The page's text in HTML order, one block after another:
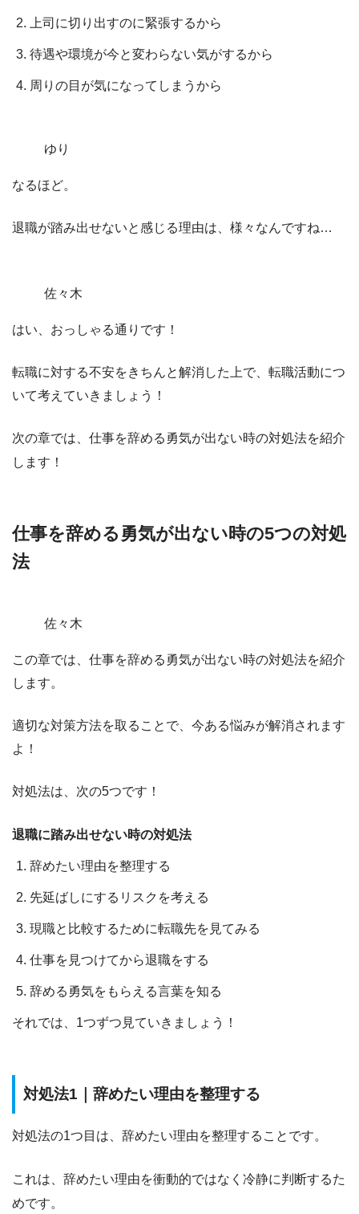
上司に切り出すのに緊張するから
待遇や環境が今と変わらない気がするから
周りの目が気になってしまうから
ゆり
なるほど。
退職が踏み出せないと感じる理由は、様々なんですね…
佐々木
はい、おっしゃる通りです！
転職に対する不安をきちんと解消した上で、転職活動につ
いて考えていきましょう！
次の章では、仕事を辞める勇気が出ない時の対処法を紹介
します！
仕事を辞める勇気が出ない時の5つの対処
法
佐々木
この章では、 仕事を辞める勇気が出ない時の対処法を紹介
します。
適切な対策方法を取ることで、今ある悩みが解消されます
よ！
対処法は、 次の5つです！
退職に踏み出せない時の対処法
辞めたい理由を整理する
先延ばしにするリスクを考える
現職と比較するために転職先を見てみる
仕事を見つけてから退職をする
辞める勇気をもらえる言葉を知る
それでは、1つずつ見ていきましょう！
対処法1｜辞めたい理由を整理する
対処法の1つ目は、 辞めたい理由を整理するこ とです。
これは、 辞めたい理由を衝動的ではなく冷静に判断するた
めです。